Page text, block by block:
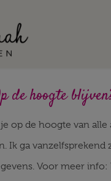
de hoogte
op de hoogte van
Ik ga vanzelfsprekend
Voor meer info: